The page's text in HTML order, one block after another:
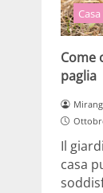
Casa
Come
paglia
Il
casa